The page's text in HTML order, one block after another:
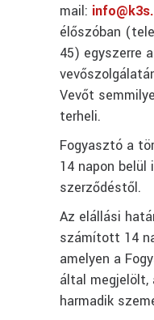
mail:
élőszóban
45) egyszerre
Vevőt
terheli.
Fogyasztó a
14 napon belül
szerződéstől.
Az elállási
számított 14
amelyen a
által
harmadik